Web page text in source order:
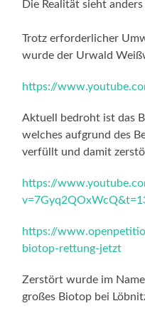
Die Realität sieht anders
Trotz erforderlicher
wurde der Urwald
https://
Aktuell bedroht ist das
welches aufgrund des
verfüllt und damit
https://
https://
biotop-rettung-jetzt
Zerstört wurde im
großes Biotop bei